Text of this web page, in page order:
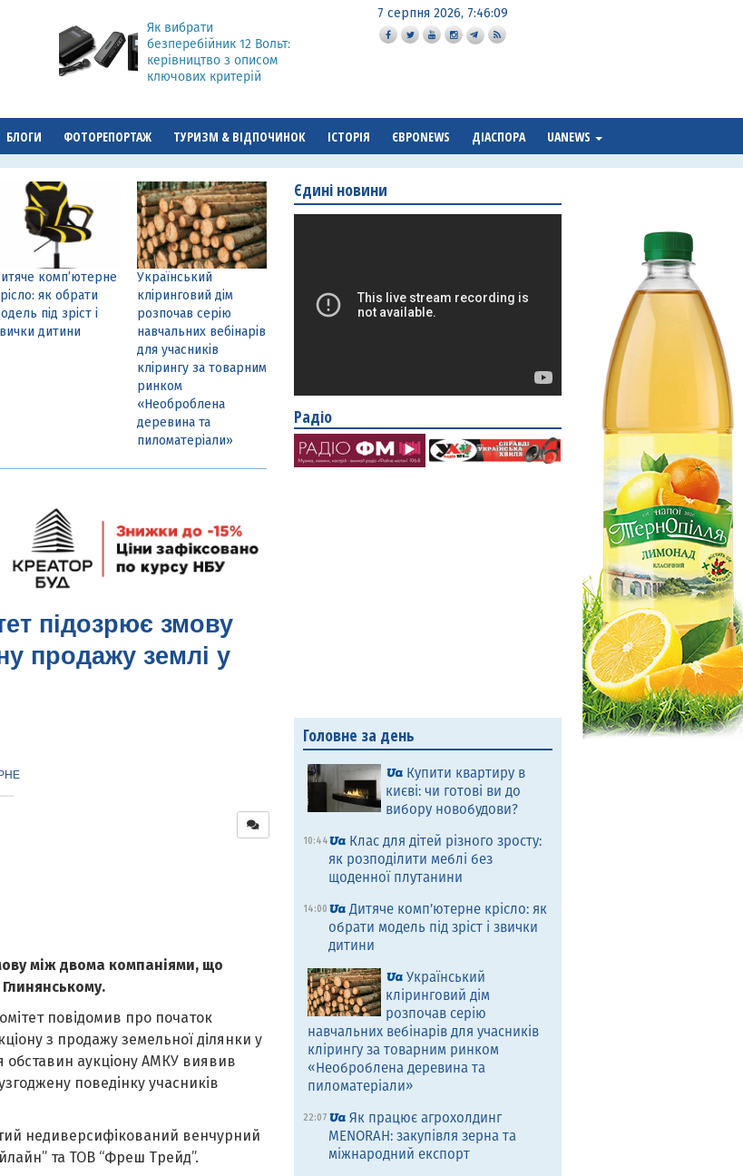
Як вибрати
безперебійник 12 Вольт:
керівництво з описом
ключових критерій
7 серпня 2026, 7:46:10
БЛОГИ ФОТОРЕПОРТАЖ ТУРИЗМ & ВІДПОЧИНОК ІСТОРІЯ ЄВРОNEWS ДІАСПОРА UANEWS
комп’ютерне
як обрати
під зріст і
дитини
Український
кліринговий дім
розпочав серію
навчальних вебінарів
для учасників
клірингу за товарним
ринком
«Необроблена
деревина та
пиломатеріали»
підозрює змову
продажу землі у
між двома компаніями, що
повідомив про початок
з продажу земельної ділянки у
обставин аукціону АМКУ виявив
поведінку учасників
недиверсифікований венчурний
та ТОВ “Фреш Трейд”.
Єдині новини
Радіо
Головне за день
Купити квартиру в
києві: чи готові ви до
вибору новобудови?
10:44
Клас для дітей різного зросту:
як розподілити меблі без
щоденної плутанини
14:00
Дитяче комп’ютерне крісло: як
обрати модель під зріст і звички
дитини
Український
кліринговий дім
розпочав серію
навчальних вебінарів для учасників
клірингу за товарним ринком
«Необроблена деревина та
пиломатеріали»
22:07
Як працює агрохолдинг
MENORAH: закупівля зерна та
міжнародний експорт